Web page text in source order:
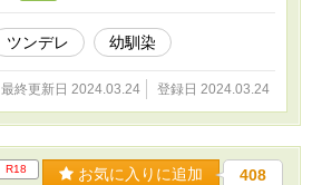
ツンデレ 幼馴染
最終更新日 2024.03.24 登録日 2024.03.24
R18 お気に入りに追加 408